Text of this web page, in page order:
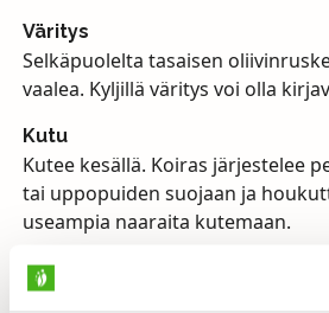
Väritys
Selkäpuolelta tasaisen
vaalea. Kyljillä väritys voi olla
Kutu
Kutee kesällä. Koiras järjestelee
tai uppopuiden suojaan ja
useampia naaraita kutemaan.
Ravinto
Pohjaeläimet ja pienet kalat.